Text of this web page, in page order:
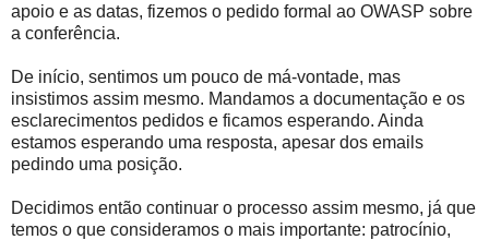
apoio e as datas, fizemos o pedido formal ao OWASP sobre
a conferência.
De início, sentimos um pouco de má-vontade, mas
insistimos assim mesmo. Mandamos a documentação e os
esclarecimentos pedidos e ficamos esperando. Ainda
estamos esperando uma resposta, apesar dos emails
pedindo uma posição.
Decidimos então continuar o processo assim mesmo, já que
temos o que consideramos o mais importante: patrocínio,